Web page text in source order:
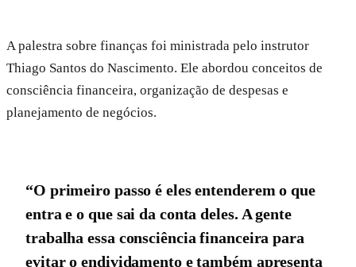
A palestra sobre finanças foi ministrada pelo instrutor
Thiago Santos do Nascimento. Ele abordou conceitos de
consciência financeira, organização de despesas e
planejamento de negócios.
“O primeiro passo é eles entenderem o que
entra e o que sai da conta deles. A gente
trabalha essa consciência financeira para
evitar o endividamento e também apresenta